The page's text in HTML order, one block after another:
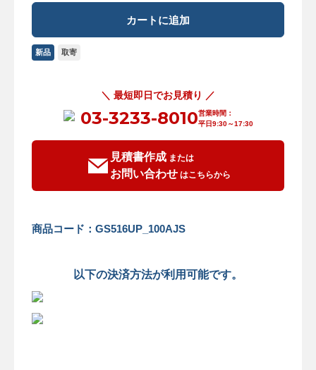
新品 取寄
＼ 最短即日でお見積り ／
03-3233-8010営業時間：
平日9:30～17:30
見積書作成または
お問い合わせはこちらから
商品コード：GS516UP_100AJS
以下の決済方法が利用可能です。